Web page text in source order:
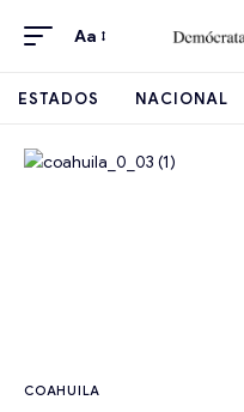
Aa
ESTADOS NACIONAL
COAHUILA